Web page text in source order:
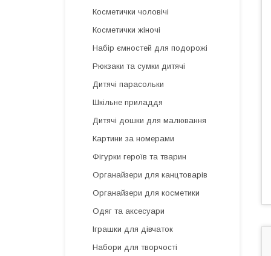
Косметички чоловічі
Косметички жіночі
Набір ємностей для подорожі
Рюкзаки та сумки дитячі
Дитячі парасольки
Шкільне приладдя
Дитячі дошки для малювання
Картини за номерами
Фігурки героїв та тварин
Органайзери для канцтоварів
Органайзери для косметики
Одяг та аксесуари
Іграшки для дівчаток
Набори для творчості